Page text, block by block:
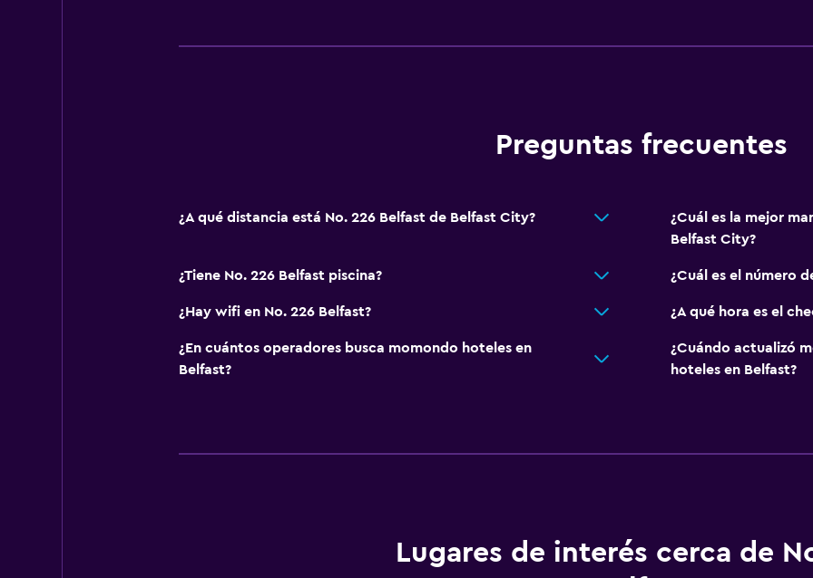
Preguntas frecuentes
¿A qué distancia está No. 226 Belfast de Belfast City?
¿Cuál es la mejor
Belfast City?
¿Tiene No. 226 Belfast piscina? ¿Cuál es el número
¿Hay wifi en No. 226 Belfast? ¿A qué hora es el
¿En cuántos operadores busca momondo hoteles en
Belfast?
¿Cuándo actualizó
hoteles en Belfast?
Lugares de interés cerca de